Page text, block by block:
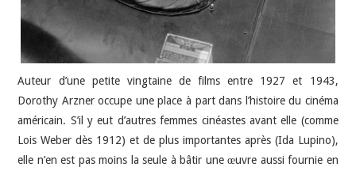
A PROPOS
Auteur d’une petite vingtaine de films entre 1927 et 1943,
Dorothy Arzner occupe une place à part dans l’histoire du cinéma
américain. S’il y eut d’autres femmes cinéastes avant elle (comme
Lois Weber dès 1912) et de plus importantes après (Ida Lupino),
elle n’en est pas moins la seule à bâtir une œuvre aussi fournie en